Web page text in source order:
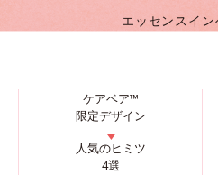
エッセンスイ
ケアベア™
限定デザイン
▼
人気のヒミツ
4選